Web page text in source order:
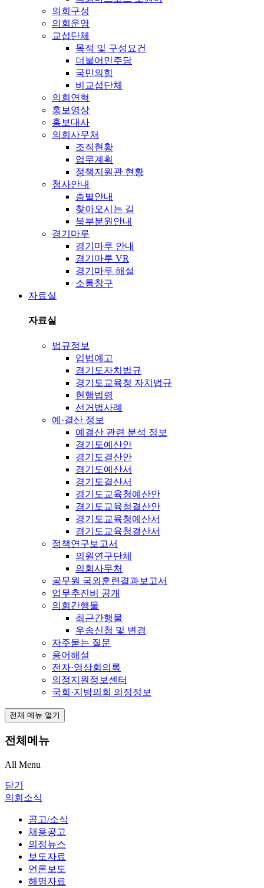
의회구성
의회운영
교섭단체
목적 및 구성요건
더불어민주당
국민의힘
비교섭단체
의회연혁
홍보영상
홍보대사
의회사무처
조직현황
업무계획
정책지원관 현황
청사안내
층별안내
찾아오시는 길
북부분원안내
경기마루
경기마루 안내
경기마루 VR
경기마루 해설
소통창구
자료실
자료실
법규정보
입법예고
경기도자치법규
경기도교육청 자치법규
현행법령
선거법사례
예·결산 정보
예결산 관련 분석 정보
경기도예산안
경기도결산안
경기도예산서
경기도결산서
경기도교육청예산안
경기도교육청결산안
경기도교육청예산서
경기도교육청결산서
정책연구보고서
의원연구단체
의회사무처
공무원 국외훈련결과보고서
업무추진비 공개
의회간행물
최근간행물
우송신청 및 변경
자주묻는 질문
용어해설
전자·영상회의록
의정지원정보센터
국회·지방의회 의정정보
전체 메뉴 열기
전체메뉴
All Menu
닫기
의회소식
공고/소식
채용공고
의정뉴스
보도자료
언론보도
해명자료